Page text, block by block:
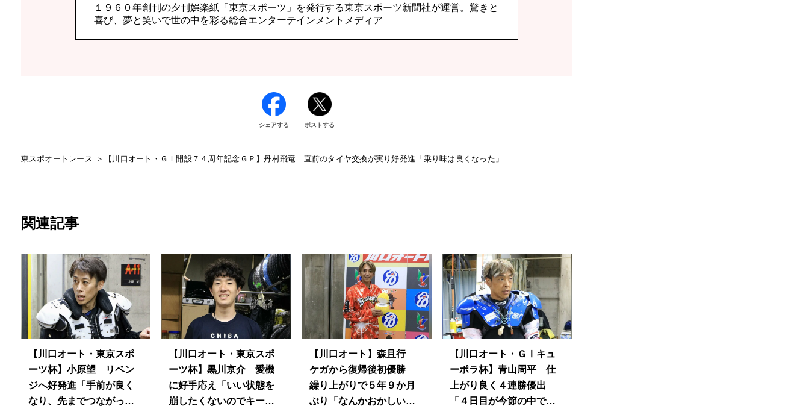
１９６０年創刊の夕刊娯楽紙「東京スポーツ」を発行する東京スポーツ新聞社が運営。驚きと
喜び、夢と笑いで世の中を彩る総合エンターテインメントメディア
シェアする ポストする
東スポオートレース 【川口オート・ＧＩ開設７４周年記念ＧＰ】丹村飛竜 直前のタイヤ交換が実り好発進「乗り味は良くなった」
関連記事
【川口オート・東京スポ
ーツ杯】小原望 リベン
ジへ好発進「手前が良く
なり、先までつながって
【川口オート・東京スポ
ーツ杯】黒川京介 愛機
に好手応え「いい状態を
崩したくないのでキープ
【川口オート】森且行
ケガから復帰後初優勝
繰り上がりで５年９か月
ぶり「なんかおかしい感
【川口オート・ＧⅠキュ
ーポラ杯】青山周平 仕
上がり良く４連勝優出
「４日目が今節の中で一